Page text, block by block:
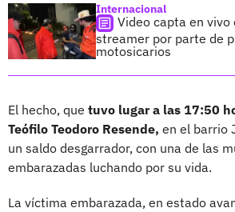
Internacional
Video capta en vivo
streamer por parte de
motosicarios
El hecho, que tuvo lugar a las 17:50
Teófilo Teodoro Resende, en el barrio
un saldo desgarrador, con una de las
embarazadas luchando por su vida.
La víctima embarazada, en estado